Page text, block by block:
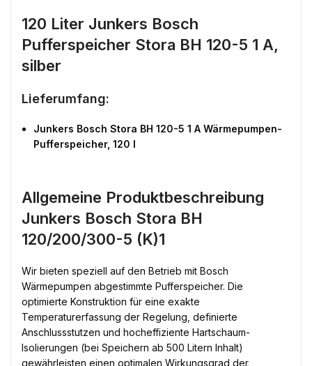
120 Liter Junkers Bosch
Pufferspeicher Stora BH 120-5 1 A,
silber
Lieferumfang:
Junkers Bosch Stora BH 120-5 1 A Wärmepumpen-
Pufferspeicher, 120 l
Allgemeine Produktbeschreibung
Junkers Bosch Stora BH
120/200/300-5 (K)1
Wir bieten speziell auf den Betrieb mit Bosch
Wärmepumpen abgestimmte Pufferspeicher. Die
optimierte Konstruktion für eine exakte
Temperaturerfassung der Regelung, definierte
Anschlussstutzen und hocheffiziente Hartschaum-
Isolierungen (bei Speichern ab 500 Litern Inhalt)
gewährleisten einen optimalen Wirkungsgrad der